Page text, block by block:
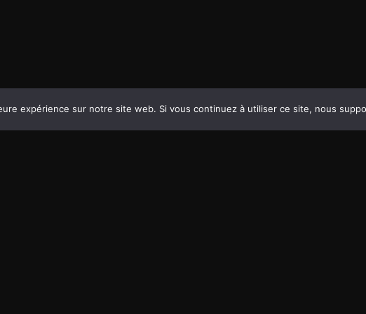
D E
expérience sur notre site web. Si vous continuez à utiliser ce site, nous